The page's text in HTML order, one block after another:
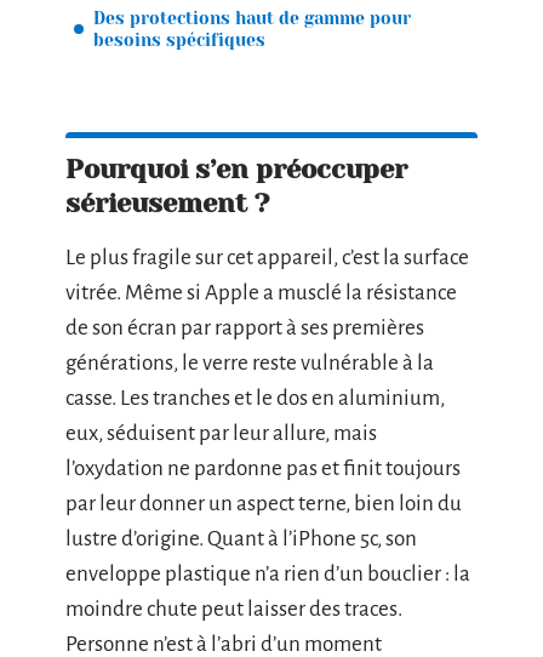
Des protections haut de gamme pour
besoins spécifiques
Pourquoi s’en préoccuper
sérieusement ?
Le plus fragile sur cet appareil, c’est la surface
vitrée. Même si Apple a musclé la résistance
de son écran par rapport à ses premières
générations, le verre reste vulnérable à la
casse. Les tranches et le dos en aluminium,
eux, séduisent par leur allure, mais
l’oxydation ne pardonne pas et finit toujours
par leur donner un aspect terne, bien loin du
lustre d’origine. Quant à l’iPhone 5c, son
enveloppe plastique n’a rien d’un bouclier : la
moindre chute peut laisser des traces.
Personne n’est à l’abri d’un moment